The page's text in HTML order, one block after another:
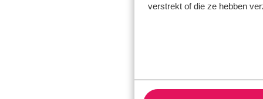
verstrekt of die ze hebben